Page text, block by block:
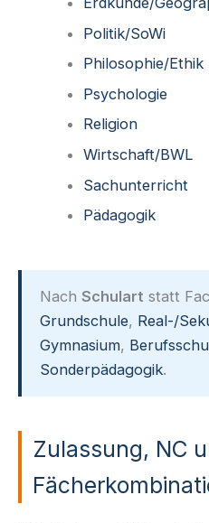
Politik/SoWi
Philosophie/Ethik
Psychologie
Religion
Wirtschaft/BWL
Sachunterricht
Pädagogik
Nach Schulart statt
Grundschule, Real-/
Gymnasium,
Sonderpädagogik.
Zulassung, NC